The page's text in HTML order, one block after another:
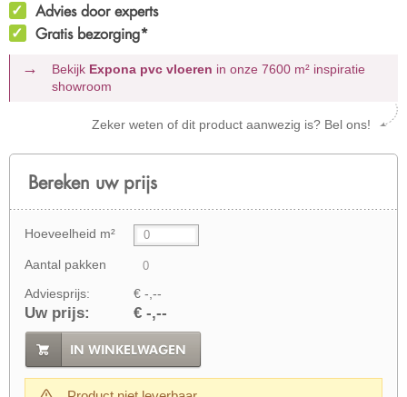
Advies door experts
Gratis bezorging*
Bekijk Expona pvc vloeren in onze 7600 m² inspiratie
showroom
Zeker weten of dit product aanwezig is? Bel ons!
Bereken uw prijs
Hoeveelheid m²
Aantal pakken
Adviesprijs: € -,--
Uw prijs: € -,--
IN WINKELWAGEN